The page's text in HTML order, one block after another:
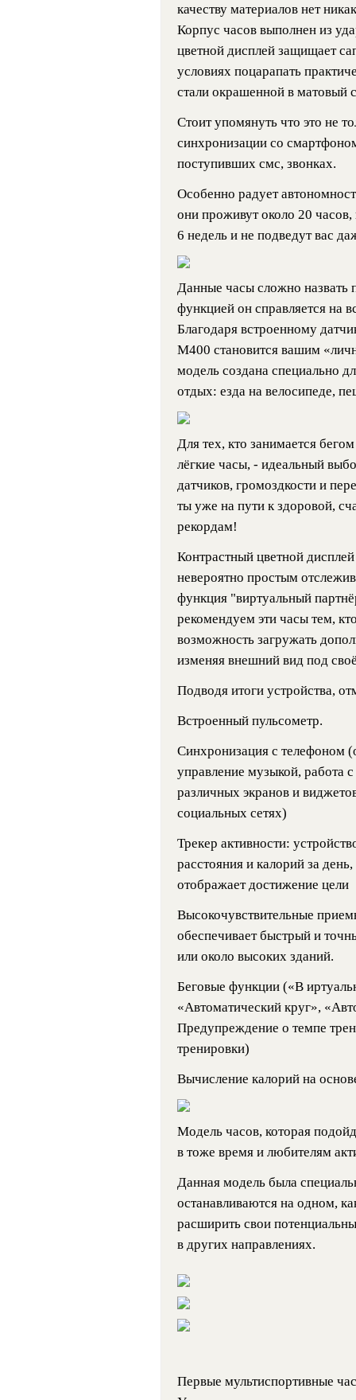
качеству материалов нет
Корпус часов выполнен из
цветной дисплей защищает
условиях поцарапать
стали окрашенной в матовый
Стоит упомянуть что это не
синхронизации со
поступивших смс, звонках.
Особенно радует
они проживут около 20
6 недель и не подведут вас
Данные часы сложно назвать
функцией он справляется на
Благодаря встроенному
M400 становится вашим
модель создана специально
отдых: езда на велосипеде,
Для тех, кто занимается
лёгкие часы, - идеальный
датчиков, громоздкости и
ты уже на пути к здоровой,
рекордам!
Контрастный цветной
невероятно простым
функция "виртуальный
рекомендуем эти часы тем,
возможность загружать
изменяя внешний вид под
Подводя итоги устройства,
Встроенный пульсометр.
Синхронизация с телефоном
управление музыкой, работа
различных экранов и
социальных сетях)
Трекер активности:
расстояния и калорий за
отображает достижение цели
Высокочувствительные
обеспечивает быстрый и
или около высоких зданий.
Беговые функции («В
«Автоматический круг»,
Предупреждение о темпе
тренировки)
Вычисление калорий на
Модель часов, которая
в тоже время и любителям
Данная модель была
останавливаются на одном,
расширить свои
в других направлениях.